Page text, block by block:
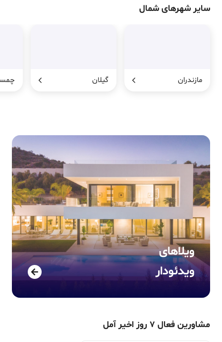
سایر شهرهای شمال
مازندران گیلان
ویلاهای
ویدئودار
مشاورین فعال 7 روز اخیر آمل